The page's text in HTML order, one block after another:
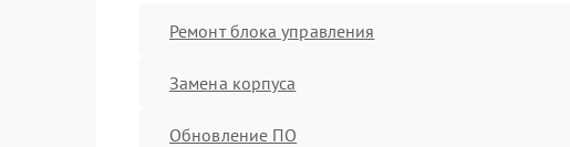
Ремонт блока управления
Замена корпуса
Обновление ПО